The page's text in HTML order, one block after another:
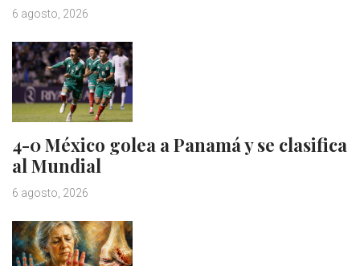
6 agosto, 2026
4-0 México golea a Panamá y se clasifica
al Mundial
6 agosto, 2026